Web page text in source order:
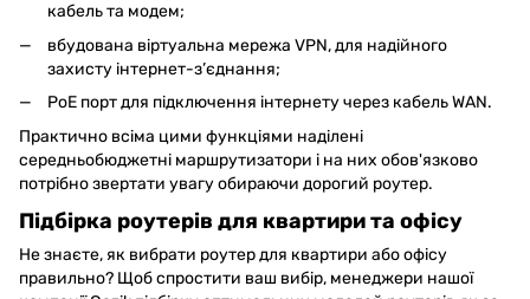
кабель та модем;
вбудована віртуальна мережа VPN, для надійного
захисту інтернет-з’єднання;
PoE порт для підключення інтернету через кабель WAN.
Практично всіма цими функціями наділені
середньобюджетні маршрутизатори і на них обов'язково
потрібно звертати увагу обираючи дорогий роутер.
Підбірка роутерів для квартири та офісу
Не знаєте, як вибрати роутер для квартири або офісу
правильно? Щоб спростити ваш вибір, менеджери нашої